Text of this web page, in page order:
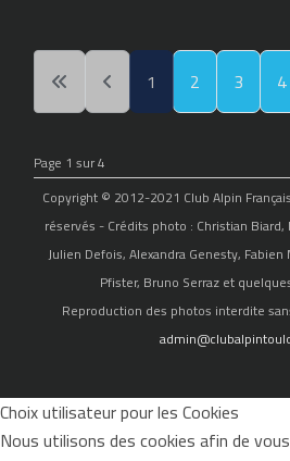
1 2 3 4
Page 1 sur 4
Copyright © 2012-2021 Club Alpin
réservés - Crédits photo : Christian
Julien Defois, Alexandra Genesty,
Pfister, Bruno Serraz et
Reproduction des photos interdite
Choix utilisateur pour les Cookies
Nous utilisons des cookies afin de